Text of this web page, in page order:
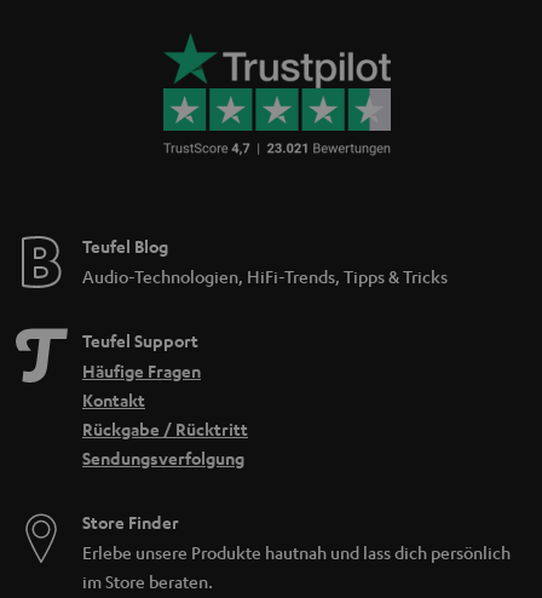
Teufel Blog
Audio-Technologien, HiFi-Trends, Tipps & Tricks
Teufel Support
Häufige Fragen
Kontakt
Rückgabe / Rücktritt
Sendungsverfolgung
Store Finder
Erlebe unsere Produkte hautnah und lass dich persönlich
im Store beraten.